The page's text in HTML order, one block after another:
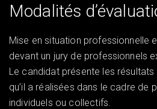
Modalités
Mise en situation professionnelle
devant un jury de professionnels
Le candidat présente les
qu’il a réalisées dans le cadre de
individuels ou collectifs.